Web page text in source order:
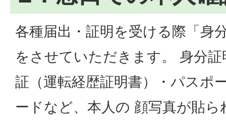
各種届出・証明を受ける際「身
をさせていただきます。 身分
証（運転経歴証明書）・パスポ
ードなど、本人の 顔写真が貼